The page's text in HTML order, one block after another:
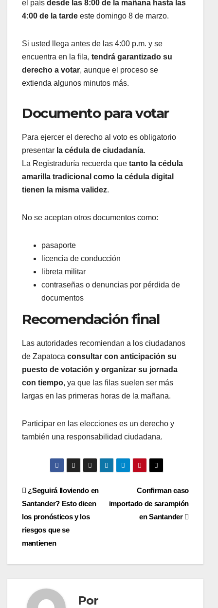
el país desde las 8:00 de la mañana hasta las
4:00 de la tarde este domingo 8 de marzo.
Si usted llega antes de las 4:00 p.m. y se
encuentra en la fila, tendrá garantizado su
derecho a votar, aunque el proceso se
extienda algunos minutos más.
Documento para votar
Para ejercer el derecho al voto es obligatorio
presentar la cédula de ciudadanía.
La Registraduría recuerda que tanto la cédula
amarilla tradicional como la cédula digital
tienen la misma validez.
No se aceptan otros documentos como:
pasaporte
licencia de conducción
libreta militar
contraseñas o denuncias por pérdida de
documentos
Recomendación final
Las autoridades recomiendan a los ciudadanos
de Zapatoca consultar con anticipación su
puesto de votación y organizar su jornada
con tiempo, ya que las filas suelen ser más
largas en las primeras horas de la mañana.
Participar en las elecciones es un derecho y
también una responsabilidad ciudadana.
Navegación
de
entradas
Confirman caso
importado de sarampión
en Santander
¿Seguirá lloviendo en
Santander? Esto dicen
los pronósticos y los
riesgos que se
mantienen
Por